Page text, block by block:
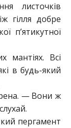
листочків
гілля добре
п’ятикутної
мантіях. Всі
в будь-який
— Вони ж
пергамент